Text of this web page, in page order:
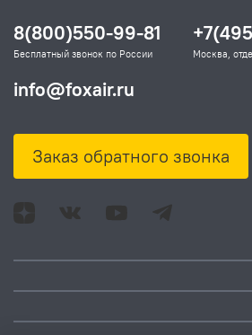
8(800)550-99-81
Бесплатный звонок по России Москва,
info@foxair.ru
Заказ обратного звонка